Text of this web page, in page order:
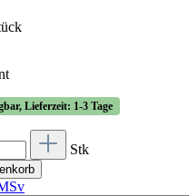
Lieferzeit: 1-3 Tage
Stk